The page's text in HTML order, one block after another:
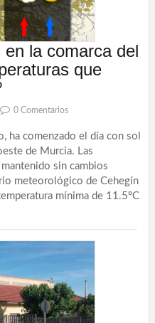
la comarca del
que
0 Comentarios
comenzado el día con sol
de Murcia. Las
sin cambios
meteorológico de Cehegín
mínima de 11.5ºC